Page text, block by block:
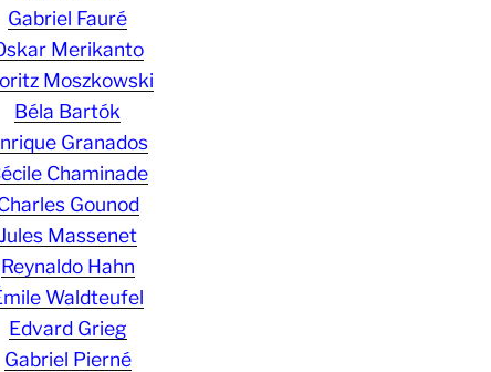
Gabriel Fauré
Merikanto
Moszkowski
Béla Bartók
Granados
Chaminade
Gounod
Jules Massenet
Reynaldo Hahn
Waldteufel
Edvard Grieg
Gabriel Pierné